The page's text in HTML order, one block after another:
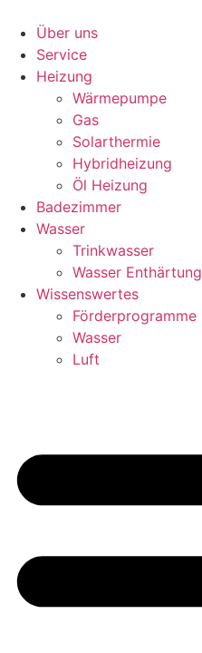
Inhalt
wechseln
Über uns
Service
Heizung
Wärmepumpe
Gas
Solarthermie
Hybridheizung
Öl Heizung
Badezimmer
Wasser
Trinkwasser
Wasser Enthärtung
Wissenswertes
Förderprogramme
Wasser
Luft